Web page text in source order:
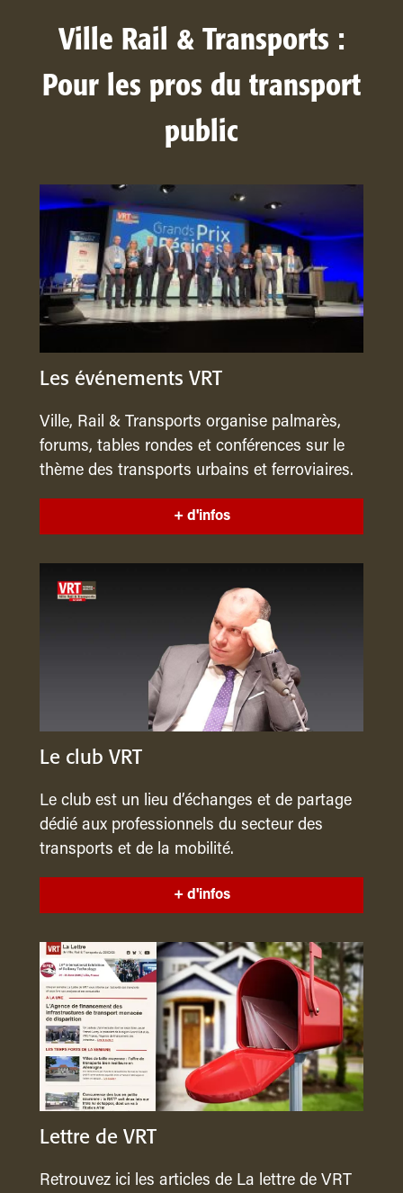
Ville Rail & Transports :
Pour les pros du transport
public
Les événements VRT
Ville, Rail & Transports organise palmarès,
forums, tables rondes et conférences sur le
thème des transports urbains et ferroviaires.
+ d'infos
Le club VRT
Le club est un lieu d’échanges et de partage
dédié aux professionnels du secteur des
transports et de la mobilité.
+ d'infos
Lettre de VRT
Retrouvez ici les articles de La lettre de VRT